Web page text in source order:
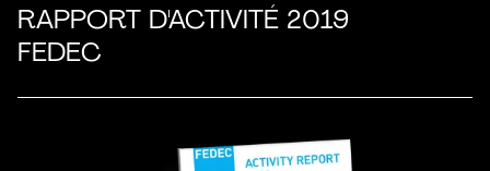
RAPPORT D'ACTIVITÉ 2019
FEDEC